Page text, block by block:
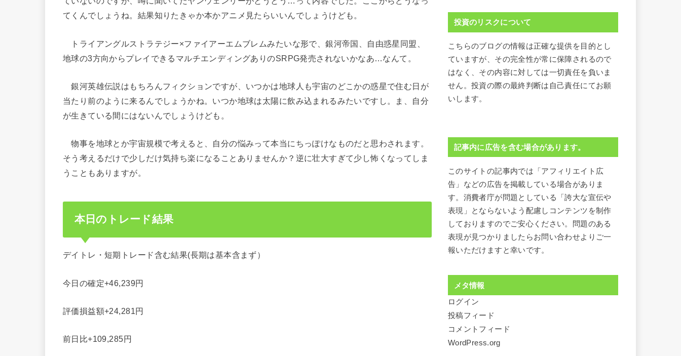
てくんでしょうね。結果知りたきゃか本かアニメ見たらいいんでしょうけども。
トライアングルストラテジー×ファイアーエムブレムみたいな形で、銀河帝国、自由惑星同盟、
地球の3方向からプレイできるマルチエンディングありのSRPG発売されないかなあ…なんて。
銀河英雄伝説はもちろんフィクションですが、いつかは地球人も宇宙のどこかの惑星で住む日が
当たり前のように来るんでしょうかね。いつか地球は太陽に飲み込まれるみたいですし。ま、自分
が生きている間にはないんでしょうけども。
物事を地球とか宇宙規模で考えると、自分の悩みって本当にちっぽけなものだと思わされます。
そう考えるだけで少しだけ気持ち楽になることありませんか？逆に壮大すぎて少し怖くなってしま
うこともありますが。
本日のトレード結果
デイトレ・短期トレード含む結果(長期は基本含まず）
今日の確定+46,239円
評価損益額+24,281円
前日比+109,285円
投資のリスクについて
こちらのブログの情報は正確な提供を目的とし
ていますが、その完全性が常に保障されるので
はなく、その内容に対しては一切責任を負いま
せん。投資の際の最終判断は自己責任にてお願
いします。
記事内に広告を含む場合があります。
このサイトの記事内では「アフィリエイト広
告」などの広告を掲載している場合がありま
す。消費者庁が問題としている「誇大な宣伝や
表現」とならないよう配慮しコンテンツを制作
しておりますのでご安心ください。問題のある
表現が見つかりましたらお問い合わせよりご一
報いただけますと幸いです。
メタ情報
ログイン
投稿フィード
コメントフィード
WordPress.org